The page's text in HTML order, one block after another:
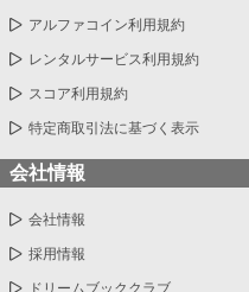
アルファコイン利用規約
レンタルサービス利用規約
スコア利用規約
特定商取引法に基づく表示
会社情報
会社情報
採用情報
ドリームブッククラブ